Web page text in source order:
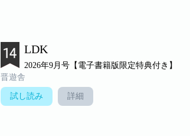
LDK
2026年9月号【電子書籍版限定特典付き】
晋遊舎
試し読み 詳細